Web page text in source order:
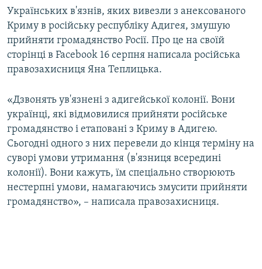
Усі сайти RFE/RL
Українських в'язнів, яких вивезли з анексованого
Криму в російську республіку Адигея, змушую
прийняти громадянство Росії. Про це на своїй
сторінці в Facebook 16 серпня написала російська
правозахисниця Яна Теплицька.
«Дзвонять ув'язнені з адигейської колонії. Вони
українці, які відмовилися прийняти російське
громадянство і етаповані з Криму в Адигею.
Сьогодні одного з них перевели до кінця терміну на
суворі умови утримання (в'язниця всередині
колонії). Вони кажуть, їм спеціально створюють
нестерпні умови, намагаючись змусити прийняти
громадянство», – написала правозахисниця.